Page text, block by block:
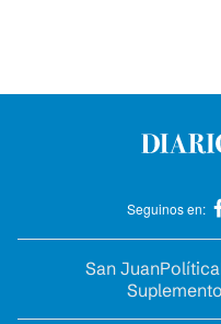
Seguinos en:
San JuanPolítica